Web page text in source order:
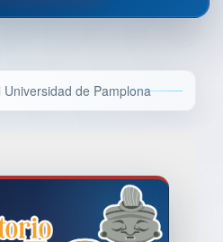
de Pamplona